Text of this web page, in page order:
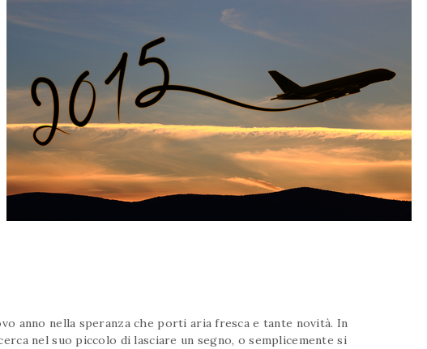
anno nella speranza che porti aria fresca e tante novità. In
nel suo piccolo di lasciare un segno, o semplicemente si